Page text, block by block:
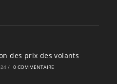
des prix des volants
/ 0 COMMENTAIRE